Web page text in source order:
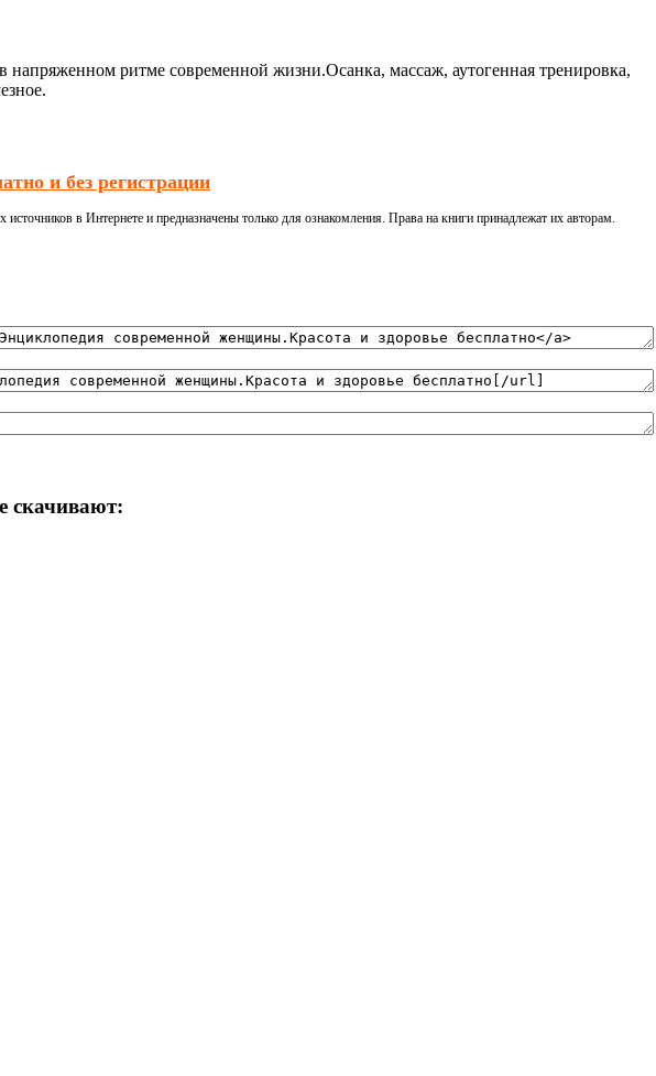
напряженном ритме современной жизни.Осанка, массаж, аутогенная тренировка,
и без регистрации
в Интернете и предназначены только для ознакомления. Права на книги принадлежат их авторам.
скачивают: